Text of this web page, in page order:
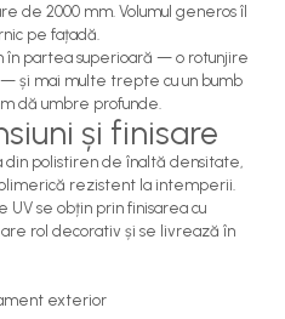
de 2000 mm. Volumul generos îl
pe fațadă.
în partea superioară — o rotunjire
și mai multe trepte cu un bumb
dă umbre profunde.
și finisare
din polistiren de înaltă densitate,
rezistent la intemperii.
UV se obțin prin finisarea cu
rol decorativ și se livrează în
exterior